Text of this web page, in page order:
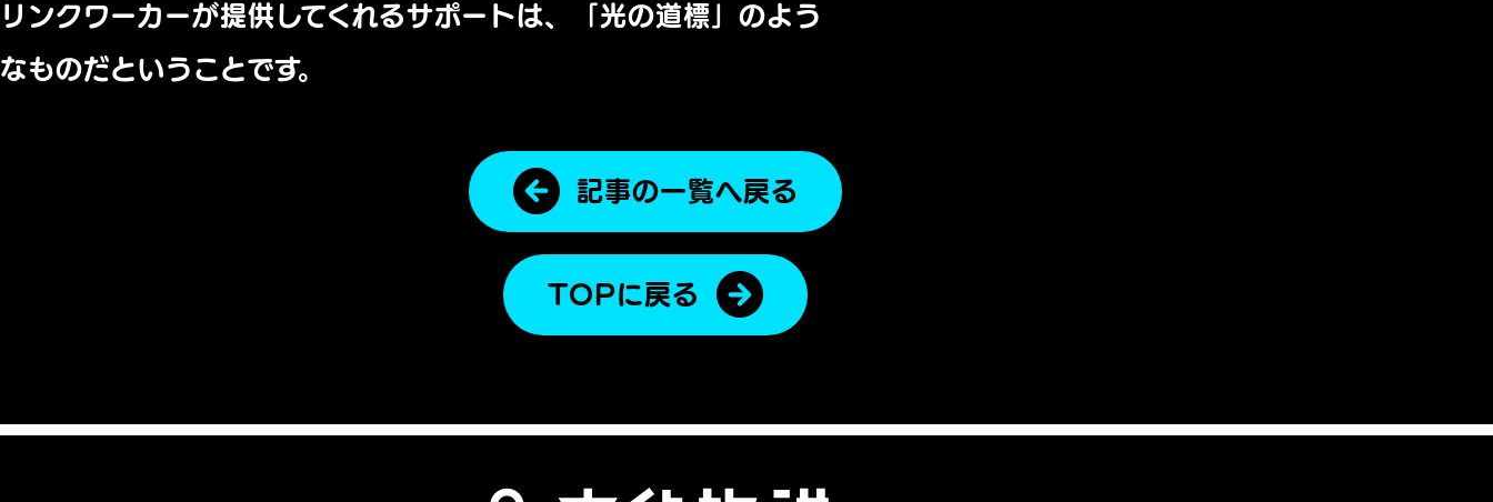
リンクワーカーが提供してくれるサポートは、「光の道標」 のよう
なものだということです。
記事の一覧へ戻る
TOPに戻る